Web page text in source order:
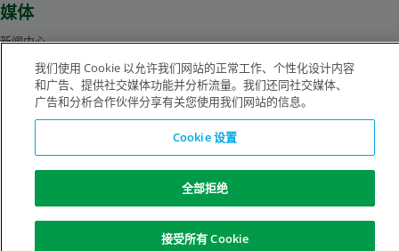
媒体
新闻中心
管理层人员简介
版权所有©1996-2026 空气化工产品有限公司（ Air Products and Chemicals, Inc.）
保留所有权利。
法律公告 隐私声明 Cookie 通知
我们使用 Cookie 以允许我们网站的正常工作、个性化设计内容
和广告、提供社交媒体功能并分析流量。我们还同社交媒体、
广告和分析合作伙伴分享有关您使用我们网站的信息。
Cookie 设置
全部拒绝
接受所有 Cookie